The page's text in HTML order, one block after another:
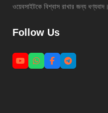
ওয়েবসাইটকে বিশ্বাস রাখার জন্য ধণ্যবাদ।
Follow Us